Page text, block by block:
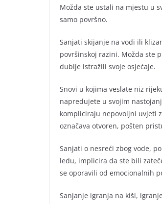
Možda ste ustali na mjestu u
samo površno.
Sanjati skijanje na vodi ili
površinskoj razini. Možda ste
dublje istražili svoje osjećaje.
Snovi u kojima veslate niz
napredujete u svojim
kompliciraju nepovoljni uvjeti
označava otvoren, pošten
Sanjati o nesreći zbog vode,
ledu, implicira da ste bili
se oporavili od emocionalnih
Sanjanje igranja na kiši,